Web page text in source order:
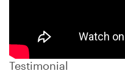
Testimonial